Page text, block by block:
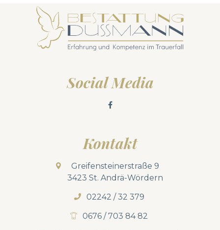
Social Media
Kontakt
Greifensteinerstraße 9
3423 St. Andrä-Wördern
02242 / 32 379
0676 / 703 84 82